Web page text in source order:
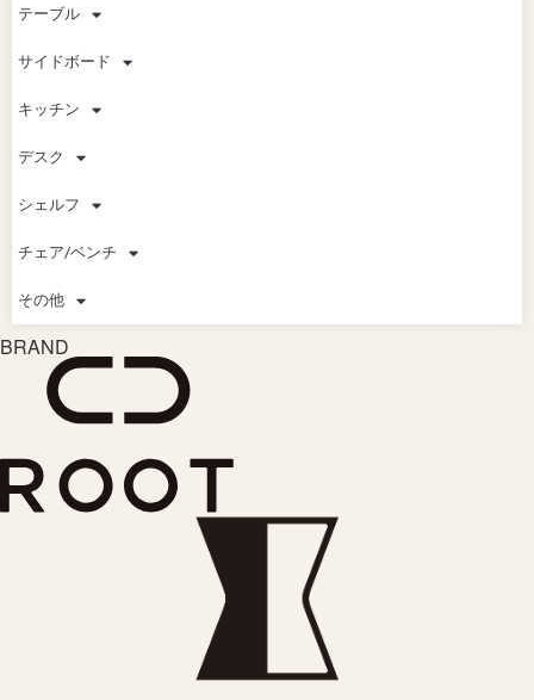
テーブル
サイドボード
キッチン
デスク
シェルフ
チェア/ベンチ
その他
BRAND